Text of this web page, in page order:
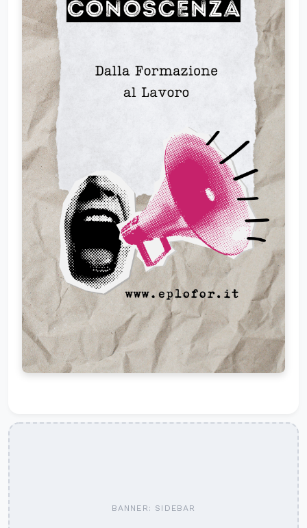
BANNER: SIDEBAR